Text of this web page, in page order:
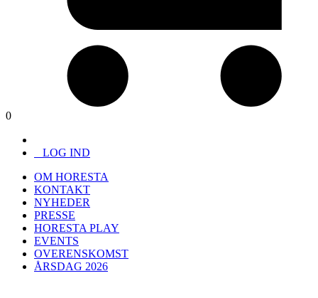
0
LOG IND
OM HORESTA
KONTAKT
NYHEDER
PRESSE
HORESTA PLAY
EVENTS
OVERENSKOMST
ÅRSDAG 2026